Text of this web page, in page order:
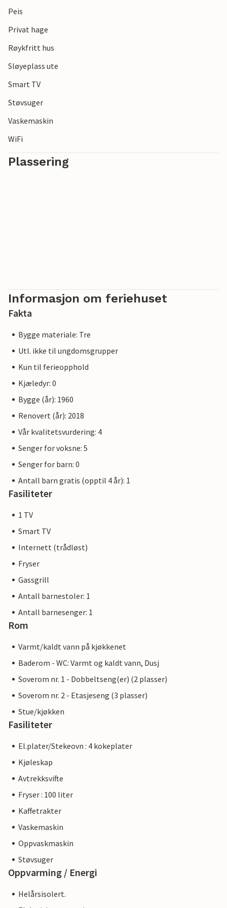
Peis
Privat hage
Røykfritt hus
Sløyeplass ute
Smart TV
Støvsuger
Vaskemaskin
WiFi
Plassering
Informasjon om feriehuset
Fakta
Bygge materiale: Tre
Utl. ikke til ungdomsgrupper
Kun til ferieopphold
Kjæledyr: 0
Bygge (år): 1960
Renovert (år): 2018
Vår kvalitetsvurdering: 4
Senger for voksne: 5
Senger for barn: 0
Antall barn gratis (opptil 4 år): 1
Fasiliteter
1 TV
Smart TV
Internett (trådløst)
Fryser
Gassgrill
Antall barnestoler: 1
Antall barnesenger: 1
Rom
Varmt/kaldt vann på kjøkkenet
Baderom - WC: Varmt og kaldt vann, Dusj
Soverom nr. 1 - Dobbeltseng(er) (2 plasser)
Soverom nr. 2 - Etasjeseng (3 plasser)
Stue/kjøkken
Fasiliteter
El.plater/Stekeovn : 4 kokeplater
Kjøleskap
Avtrekksvifte
Fryser : 100 liter
Kaffetrakter
Vaskemaskin
Oppvaskmaskin
Støvsuger
Oppvarming / Energi
Helårsisolert.